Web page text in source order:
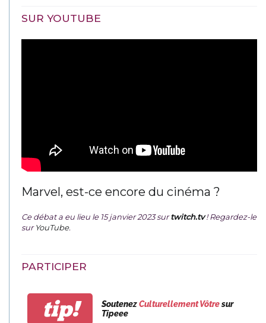
SUR YOUTUBE
Marvel, est-ce encore du cinéma ?
Ce débat a eu lieu le 15 janvier 2023 surtwitch.tv ! Regardez-le
surYouTube.
PARTICIPER
tip! SoutenezCulturellement Vôtresur
Tipeee